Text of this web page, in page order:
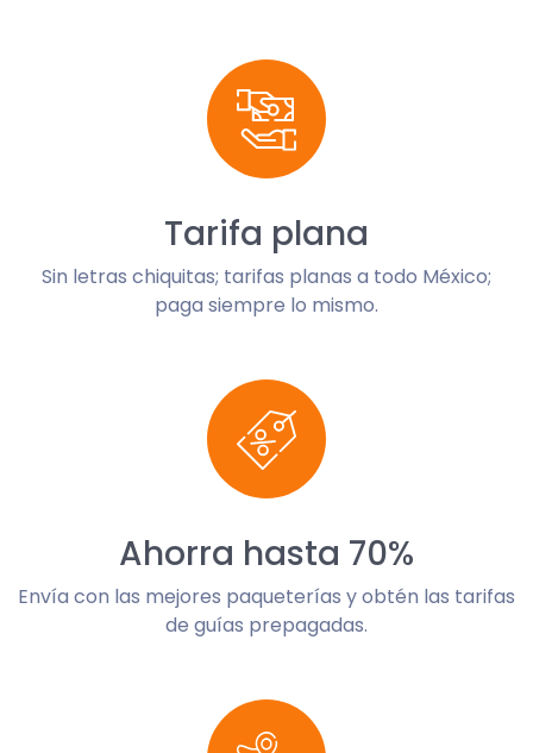
Tarifa plana
Sin letras chiquitas; tarifas planas a todo México;
paga siempre lo mismo.
Ahorra hasta 70%
Envía con las mejores paqueterías y obtén las tarifas
de guías prepagadas.